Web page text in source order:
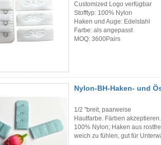
Customized Logo verfügbar
Stofftyp: 100% Nylon
Haken und Auge: Edelstahl
Farbe: als angepasst
MOQ: 3600Pairs
Nylon-BH-Haken- und
1/2 "breit, paarweise
Hautfarbe. Färben akzeptieren.
100% Nylon; Haken aus
weich zu fühlen, gut für